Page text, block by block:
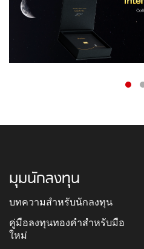
มุมนักลงทุน
บทความสำหรับนักลงทุน
คู่มือลงทุนทองคำสำหรับมือ
ใหม่